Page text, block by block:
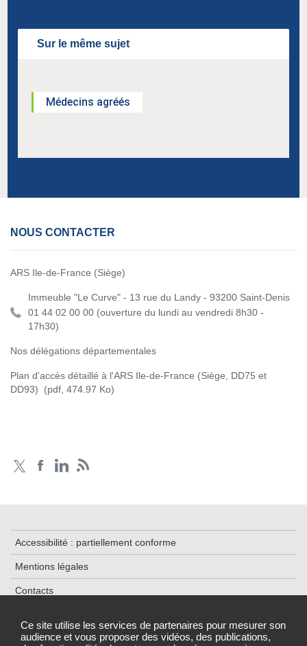
Ce site utilise les services de partenaires pour mesurer son
audience et vous proposer des vidéos, des publications,
Sur le même sujet
Médecins agréés
NOUS CONTACTER
ARS Ile-de-France (Siège)
Immeuble "Le Curve" - 13 rue du Landy - 93200 Saint-Denis
01 44 02 00 00 (ouverture du lundi au vendredi 8h30 -
17h30)
Nos délégations départementales
Plan d'accès détaillé à l'ARS Ile-de-France (Siège, DD75 et
DD93)
(pdf, 474.97 Ko)
Accessibilité : partiellement conforme
Mentions légales
Contacts
Traitement de données